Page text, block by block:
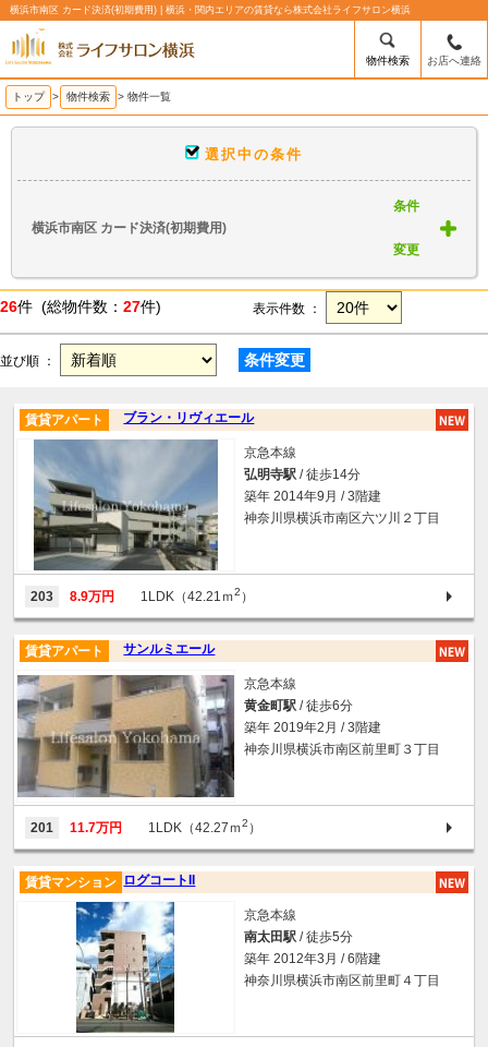
横浜市南区 カード決済(初期費用) | 横浜・関内エリアの賃貸なら株式会社ライフサロン横浜
物件検索 お店へ連絡
トップ > 物件検索 > 物件一覧
選択中の条件
横浜市南区 カード決済(初期費用)
条件
変更
26件 (総物件数： 27件) 表示件数 ：
並び順 ： 条件変更
ブラン・リヴィエール
賃貸アパート
京急本線
弘明寺駅 / 徒歩14分
築年 2014年9月 / 3階建
神奈川県横浜市南区六ツ川２丁目
203 8.9万円 1LDK（42.21ｍ2 ）
サンルミエール
賃貸アパート
京急本線
黄金町駅 / 徒歩6分
築年 2019年2月 / 3階建
神奈川県横浜市南区前里町３丁目
201 11.7万円 1LDK（42.27ｍ2 ）
ログコートII
賃貸マンション
京急本線
南太田駅 / 徒歩5分
築年 2012年3月 / 6階建
神奈川県横浜市南区前里町４丁目